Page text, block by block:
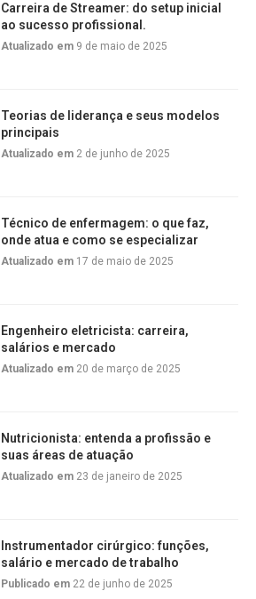
Carreira de Streamer: do setup inicial
ao sucesso profissional.
Atualizado em 9 de maio de 2025
Teorias de liderança e seus modelos
principais
Atualizado em 2 de junho de 2025
Técnico de enfermagem: o que faz,
onde atua e como se especializar
Atualizado em 17 de maio de 2025
Engenheiro eletricista: carreira,
salários e mercado
Atualizado em 20 de março de 2025
Nutricionista: entenda a profissão e
suas áreas de atuação
Atualizado em 23 de janeiro de 2025
Instrumentador cirúrgico: funções,
salário e mercado de trabalho
Publicado em 22 de junho de 2025